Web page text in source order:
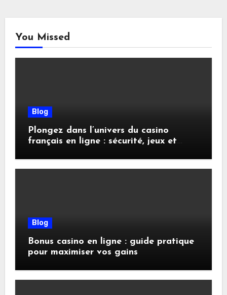
You Missed
Blog
Plongez dans l’univers du casino
français en ligne : sécurité, jeux et
Blog
Bonus casino en ligne : guide pratique
pour maximiser vos gains